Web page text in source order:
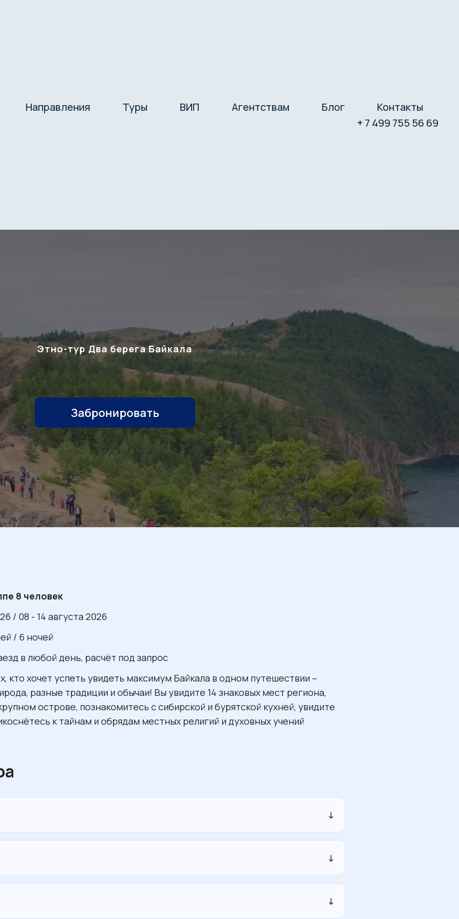
Направления Туры ВИП Агентствам Блог
Контакты
+ 7 499 755 56 69
Этно-тур Два берега Байкала
Забронировать
8 человек
/ 08 - 14 августа 2026
/ 6 ночей
в любой день, расчёт под запрос
кто хочет успеть увидеть максимум Байкала в одном путешествии –
разные традиции и обычаи! Вы увидите 14 знаковых мест региона,
острове, познакомитесь с сибирской и бурятской кухней, увидите
к тайнам и обрядам местных религий и духовных учений
↓
в Иркутск! Встреча с гидом в аэропорту.
до этнокомплекса «Золотая Орда».
блюдами бурятской кухни.
↓
завтраком для активного дня.
в сторону мыса Хобой.
↓